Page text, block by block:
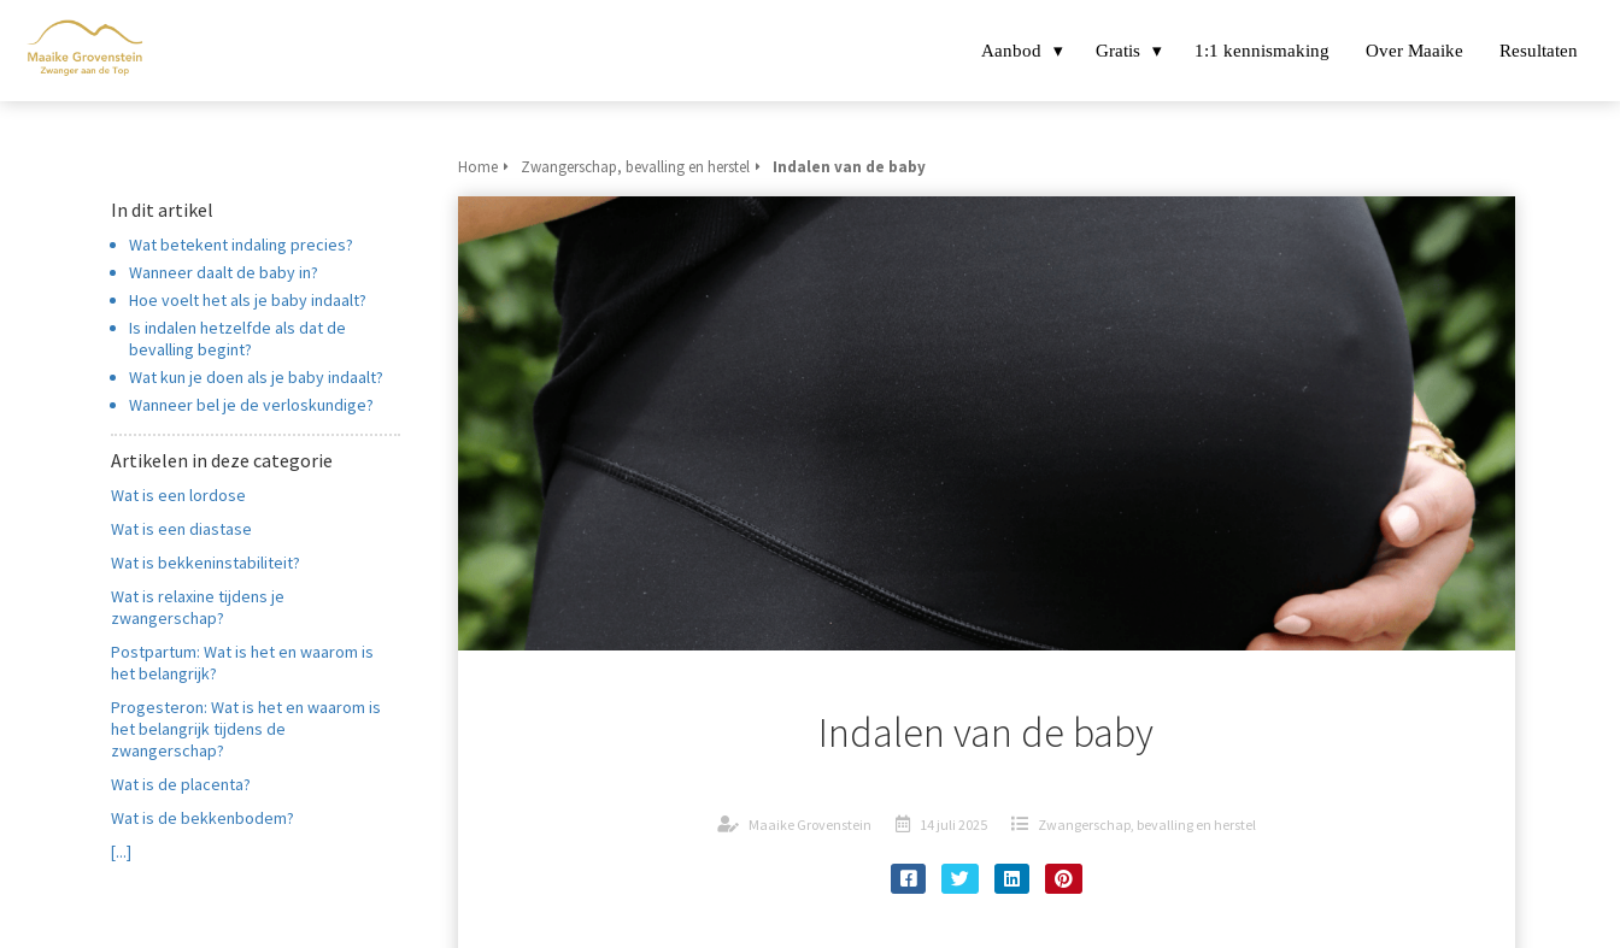
Aanbod Gratis 1:1 kennismaking Over Maaike Resultaten
In dit artikel
Wat betekent indaling precies?
Wanneer daalt de baby in?
Hoe voelt het als je baby indaalt?
Is indalen hetzelfde als dat de
bevalling begint?
Wat kun je doen als je baby indaalt?
Wanneer bel je de verloskundige?
Artikelen in deze categorie
Wat is een lordose
Wat is een diastase
Wat is bekkeninstabiliteit?
Wat is relaxine tijdens je
zwangerschap?
Postpartum: Wat is het en waarom is
het belangrijk?
Progesteron: Wat is het en waarom is
het belangrijk tijdens de
zwangerschap?
Wat is de placenta?
Wat is de bekkenbodem?
[...]
Home Zwangerschap, bevalling en herstel Indalen van de baby
Indalen van de baby
Maaike Grovenstein 14 juli 2025 Zwangerschap, bevalling en herstel
anoniem
te
over
gedrag van een
gebruikt
bezoekers te
tonen